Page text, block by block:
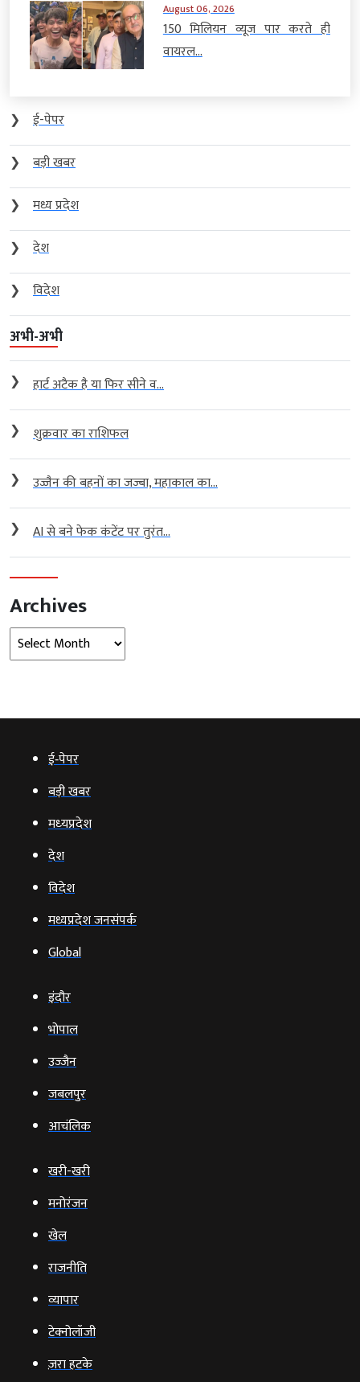
August 06, 2026
150 मिलियन व्यूज पार करते ही
वायरल...
❯
ई-पेपर
❯
बड़ी खबर
❯
मध्य प्रदेश
❯
देश
❯
विदेश
अभी-अभी
❯ हार्ट अटैक है या फिर सीने व...
❯ शुक्रवार का राशिफल
❯ उज्जैन की बहनों का जज्बा, महाकाल का...
❯ AI से बने फेक कंटेंट पर तुरंत...
Archives
Archives
ई‑पेपर
बड़ी खबर
मध्‍यप्रदेश
देश
विदेश
मध्यप्रदेश जनसंपर्क
Global
इंदौर
भोपाल
उज्‍जैन
जबलपुर
आचंलिक
खरी-खरी
मनोरंजन
खेल
राजनीति
व्‍यापार
टेक्‍नोलॉजी
ज़रा हटके